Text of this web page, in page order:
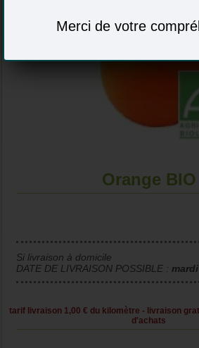
Merci de votre
Orange BIO
Si livraison à domicile
DATE DE LIVRAISON POSSIBLE :
tarif livraison 1,00 € du kilomètre - livraison
d'achats